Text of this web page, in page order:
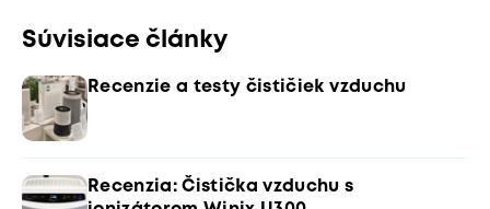
Súvisiace články
Recenzie a testy čističiek vzduchu
Recenzia: Čistička vzduchu s